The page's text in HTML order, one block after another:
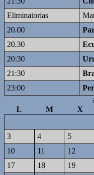
Eliminatorias
20.00
20.30
20:30
21:30
23:00
L
M X
3
4 5
10
11 12
17
18 19